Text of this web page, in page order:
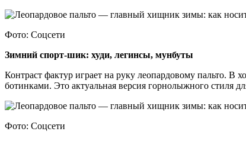
Фото: Соцсети
Зимний спорт-шик: худи, легинсы, мунбуты
Контраст фактур играет на руку леопардовому пальто.
ботинками. Это актуальная версия горнолыжного стиля
Фото: Соцсети